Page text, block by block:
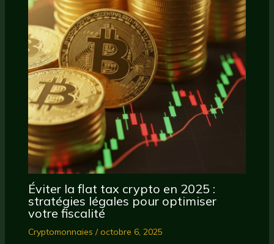
Éviter la flat tax crypto en 2025 :
stratégies légales pour optimiser
votre fiscalité
Cryptomonnaies /octobre 6, 2025